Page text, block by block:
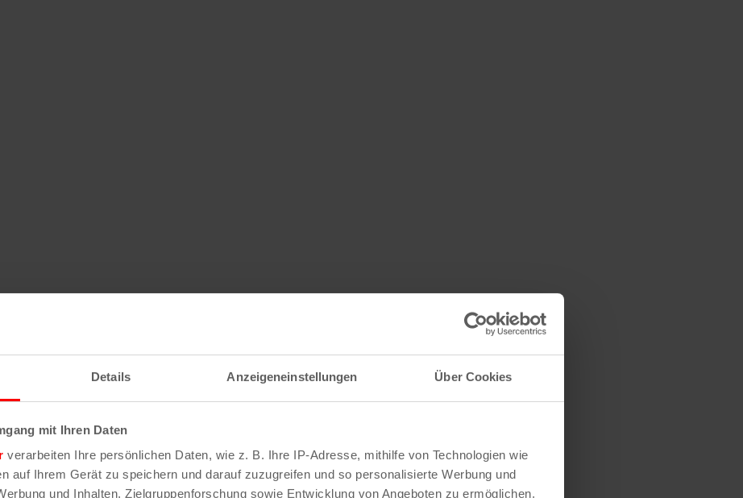
Details Anzeigeneinstellungen Über Cookies
mit Ihren Daten
verarbeiten Ihre persönlichen Daten, wie z. B. Ihre IP-Adresse, mithilfe von Technologien wie
auf Ihrem Gerät zu speichern und darauf zuzugreifen und so personalisierte Werbung und
und Inhalten, Zielgruppenforschung sowie Entwicklung von Angeboten zu ermöglichen.